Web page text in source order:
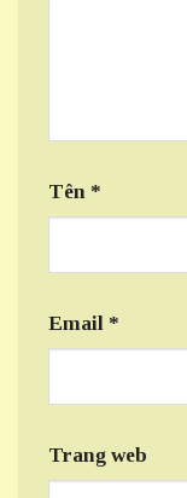
Tên *
Email *
Trang web